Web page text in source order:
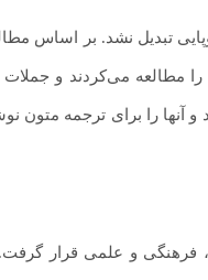
تبدیل نشد. بر اساس
مطالعه می‌کردند و
را برای ترجمه متون
فرهنگی و علمی قرار